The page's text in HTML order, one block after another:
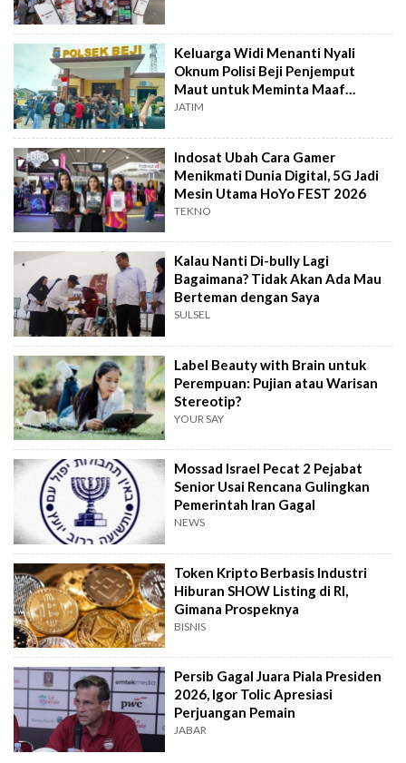
Keluarga Widi Menanti Nyali
Oknum Polisi Beji Penjemput
Maut untuk Meminta Maaf
Langsung
JATIM
Indosat Ubah Cara Gamer
Menikmati Dunia Digital, 5G Jadi
Mesin Utama HoYo FEST 2026
TEKNO
Kalau Nanti Di-bully Lagi
Bagaimana? Tidak Akan Ada Mau
Berteman dengan Saya
SULSEL
Label Beauty with Brain untuk
Perempuan: Pujian atau Warisan
Stereotip?
YOUR SAY
Mossad Israel Pecat 2 Pejabat
Senior Usai Rencana Gulingkan
Pemerintah Iran Gagal
NEWS
Token Kripto Berbasis Industri
Hiburan SHOW Listing di RI,
Gimana Prospeknya
BISNIS
Persib Gagal Juara Piala Presiden
2026, Igor Tolic Apresiasi
Perjuangan Pemain
JABAR